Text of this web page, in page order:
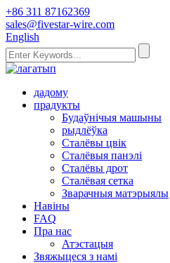
+86 311 87162369
sales@fivestar-wire.com
English
дадому
прадукты
Будаўнічыя машыны
рыдлёўка
Сталёвы цвік
Сталёвыя панэлі
Сталёвы дрот
Сталёвая сетка
Зварачныя матэрыялы
Навіны
FAQ
Пра нас
Атэстацыя
Звяжыцеся з намі